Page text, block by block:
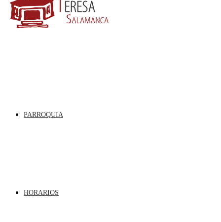
PARROQUIA
HORARIOS